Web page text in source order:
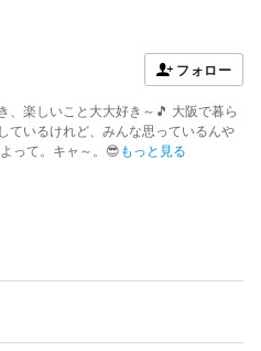
フォロー
、楽しいこと大大好き～🎵 大阪で暮ら
ているけれど、みんな思っているんや
って。キャ～。😎もっと見る